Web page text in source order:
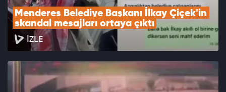
Menderes Belediye Başkanı İlkay Çiçek'in
skandal mesajları ortaya çıktı
İZLE